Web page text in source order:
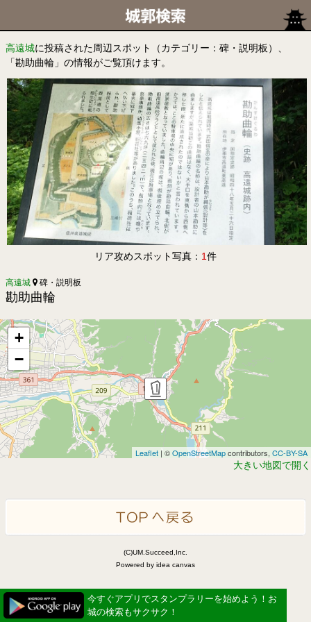
高遠城に投稿された周辺スポット（カテゴリー：碑・説明板）、
「勘助曲輪」の情報がご覧頂けます。
リア攻めスポット写真： 1件
高遠城 碑・説明板
勘助曲輪
+
−
Leaflet | ©OpenStreetMapcontributors, CC-BY-SA
大きい地図で開く
(C)UM.Succeed,Inc.
Powered by idea canvas
今すぐアプリでスタンプラリーを始めよう！お
城の検索もサクサク！